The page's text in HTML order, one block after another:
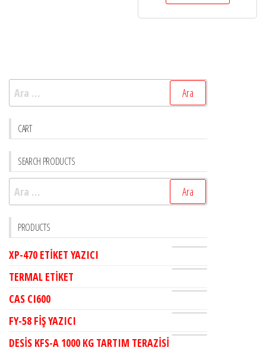
Arama:
CART
SEARCH PRODUCTS
Arama:
PRODUCTS
XP-470 ETİKET YAZICI
TERMAL ETİKET
CAS CI600
FY-58 FİŞ YAZICI
DESİS KFS-A 1000 KG TARTIM TERAZİSİ